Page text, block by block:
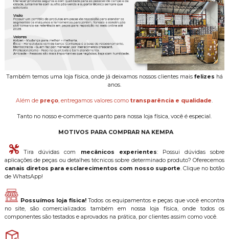
Também temos uma loja física, onde já deixamos nossos clientes mais felizes há
anos.
Além de preço, entregamos valores comotransparência e qualidade.
Tanto no nosso e-commerce quanto para nossa loja física, você é especial.
MOTIVOS PARA COMPRAR NA KEMPA
Tira dúvidas com mecânicos experientes: Possui dúvidas sobre
aplicações de peças ou detalhes técnicos sobre determinado produto? Oferecemos
canais diretos para esclarecimentos com nosso suporte. Clique no botão
de WhatsApp!
Possuímos loja física!Todos os equipamentos e peças que você encontra
no site, são comercializados também em nossa loja física, onde todos os
componentes são testados e aprovados na prática, por clientes assim como você.